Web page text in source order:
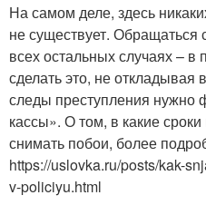
На самом деле, здесь
не существует. Обращаться
всех остальных случаях –
сделать это, не откладывая
следы преступления нужно
кассы». О том, в какие
снимать побои, более
https://uslovka.ru/posts/kak-
v-policiyu.html